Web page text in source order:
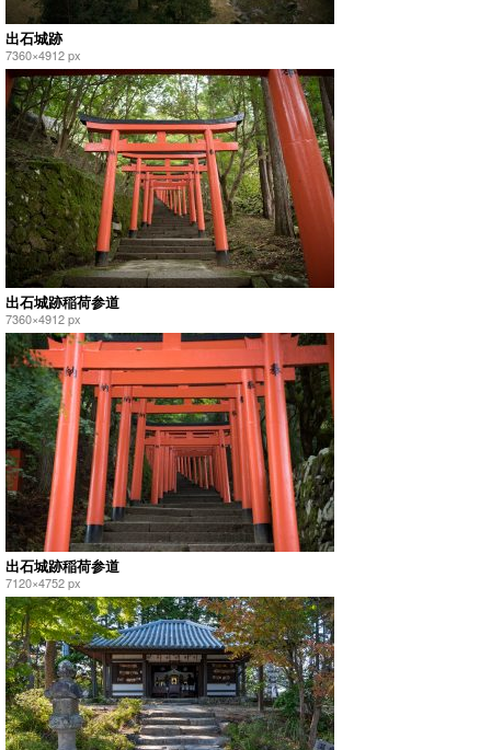
出石城跡
7360×4912 px
出石城跡稲荷参道
7360×4912 px
出石城跡稲荷参道
7120×4752 px